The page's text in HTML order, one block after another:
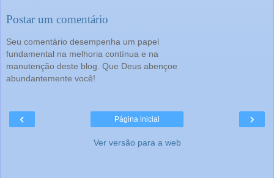
Postar um comentário
Seu comentário desempenha um papel
fundamental na melhoria contínua e na
manutenção deste blog. Que Deus abençoe
abundantemente você!
‹ ›
Página inicial
Ver versão para a web